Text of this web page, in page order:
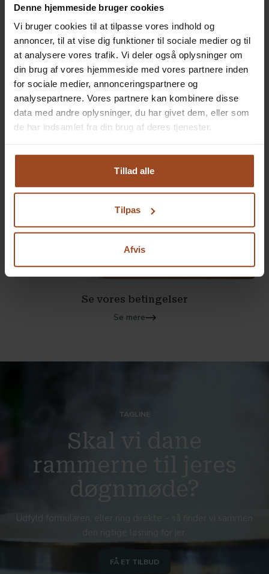
Denne hjemmeside bruger cookies
Vi bruger cookies til at tilpasse vores indhold og
annoncer, til at vise dig funktioner til sociale medier og til
at analysere vores trafik. Vi deler også oplysninger om
din brug af vores hjemmeside med vores partnere inden
for sociale medier, annonceringspartnere og
analysepartnere. Vores partnere kan kombinere disse
data med andre oplysninger, du har givet dem, eller som
de har indsamlet fra din brug af deres tjenester.
På Severin behandler vi alle dine personlige oplysninger
og data med ansvar og respekt. Læs mere her:
https://severinkursuscenter.dk/privatlivspolitik/
Tillad alle
Tilpas
Afvis
Tilkøb til dagsmøde
Se mere
Se vores betingelser
Se mere
TAGLINE
Skal vi dane
rammerne til jeres
døgnmøde?
Udfyld formularen, eller ring direkte – så finder vi sammen
FÅ ET TILBUD